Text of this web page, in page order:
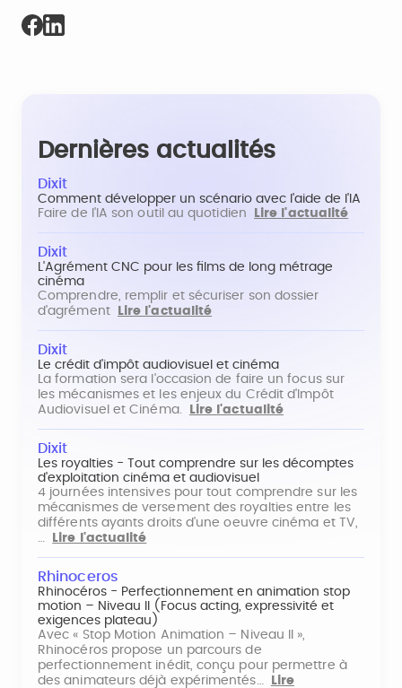
Dernières actualités
Dixit
Comment développer un scénario avec l'aide de l'IA
Faire de l'IA son outil au quotidien
Lire l'actualité
Dixit
L'Agrément CNC pour les films de long métrage
cinéma
Comprendre, remplir et sécuriser son dossier
d'agrément
Lire l'actualité
Dixit
Le crédit d'impôt audiovisuel et cinéma
La formation sera l'occasion de faire un focus sur
les mécanismes et les enjeux du Crédit d'Impôt
Audiovisuel et Cinéma.
Lire l'actualité
Dixit
Les royalties - Tout comprendre sur les décomptes
d'exploitation cinéma et audiovisuel
4 journées intensives pour tout comprendre sur les
mécanismes de versement des royalties entre les
différents ayants droits d'une oeuvre cinéma et TV,
…
Lire l'actualité
Rhinoceros
Rhinocéros - Perfectionnement en animation stop
motion – Niveau II (Focus acting, expressivité et
exigences plateau)
Avec « Stop Motion Animation – Niveau II »,
Rhinocéros propose un parcours de
perfectionnement inédit, conçu pour permettre à
des animateurs déjà expérimentés…
Lire